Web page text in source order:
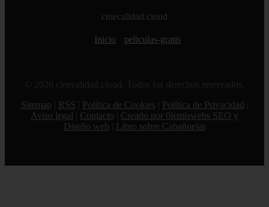
cinecalidad.cloud
Inicio peliculas-gratis
© 2026 cinecalidad.cloud. Todos los derechos reservados.
Sitemap
RSS Política de Cookies Política de Privacidad
Aviso legal
Contacto
Creado por 0lemiswebs SEO y
Diseño web
Libro sobre Cabañuelas